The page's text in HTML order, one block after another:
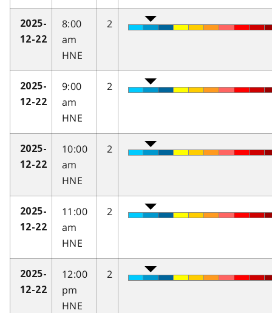
2025-
12-22
8:00
am
HNE
2
2025-
12-22
9:00
am
HNE
2
2025-
12-22
10:00
am
HNE
2
2025-
12-22
11:00
am
HNE
2
2025-
12-22
12:00
pm
HNE
2